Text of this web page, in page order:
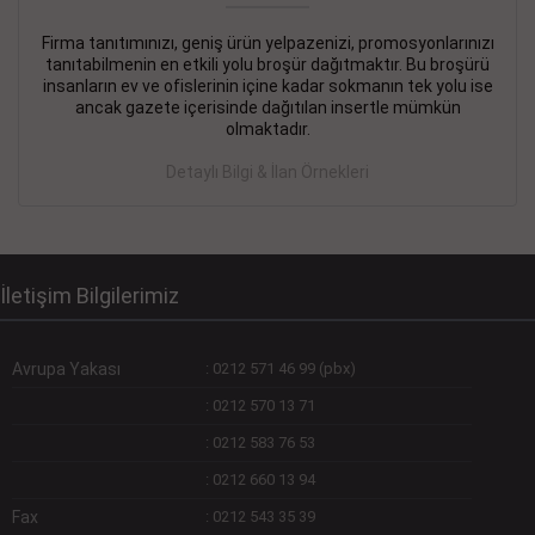
Firma tanıtımınızı, geniş ürün yelpazenizi, promosyonlarınızı
tanıtabilmenin en etkili yolu broşür dağıtmaktır. Bu broşürü
insanların ev ve ofislerinin içine kadar sokmanın tek yolu ise
ancak gazete içerisinde dağıtılan insertle mümkün
olmaktadır.
Detaylı Bilgi & İlan Örnekleri
İletişim Bilgilerimiz
Avrupa Yakası : 0212 571 46 99 (pbx)
: 0212 570 13 71
: 0212 583 76 53
: 0212 660 13 94
Fax : 0212 543 35 39
DEVREMÜLK KİRALIK İlanı- 11.09.2018
SİNYE Tekstile Şoförlüğü olan 35 yaşını aşmamış, Depo
elemanı alınacaktır. Osmanbey, Şişli
Devamını Gör